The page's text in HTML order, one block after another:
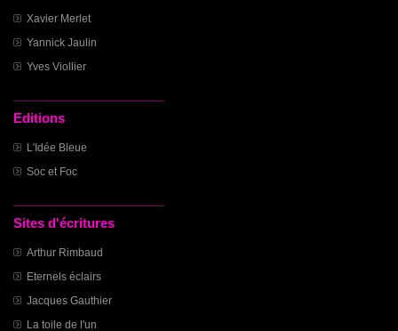
Xavier Merlet
Yannick Jaulin
Yves Viollier
Editions
L'Idée Bleue
Soc et Foc
Sites d'écritures
Arthur Rimbaud
Eternels éclairs
Jacques Gauthier
La toile de l'un